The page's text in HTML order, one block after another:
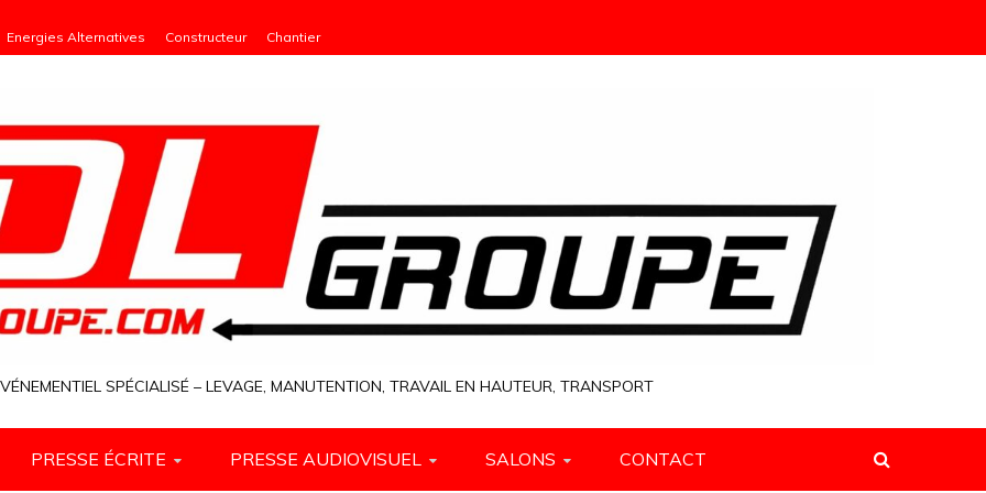
Energies Alternatives Constructeur Chantier
SPÉCIALISÉ – LEVAGE, MANUTENTION, TRAVAIL EN HAUTEUR, TRANSPORT
PRESSE ÉCRITE PRESSE AUDIOVISUEL SALONS CONTACT